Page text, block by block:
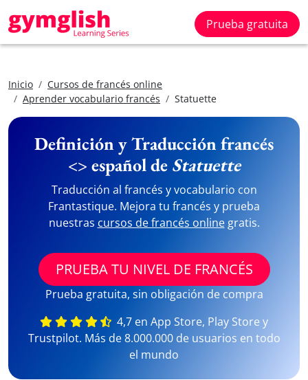
Prueba gratuita
Inicio
Cursos de francés online
Aprender vocabulario francés
Statuette
Definición y Traducción francés
<> español de Statuette
Traducción al francés y vocabulario con
Frantastique. Mejora tu francés y prueba
nuestras cursos de francés onlinegratis.
PRUEBA TU NIVEL DE FRANCÉS
Prueba gratuita, sin obligación de compra
4,7 en App Store, Play Store y
Trustpilot. Más de 8.000.000 de usuarios en todo
el mundo